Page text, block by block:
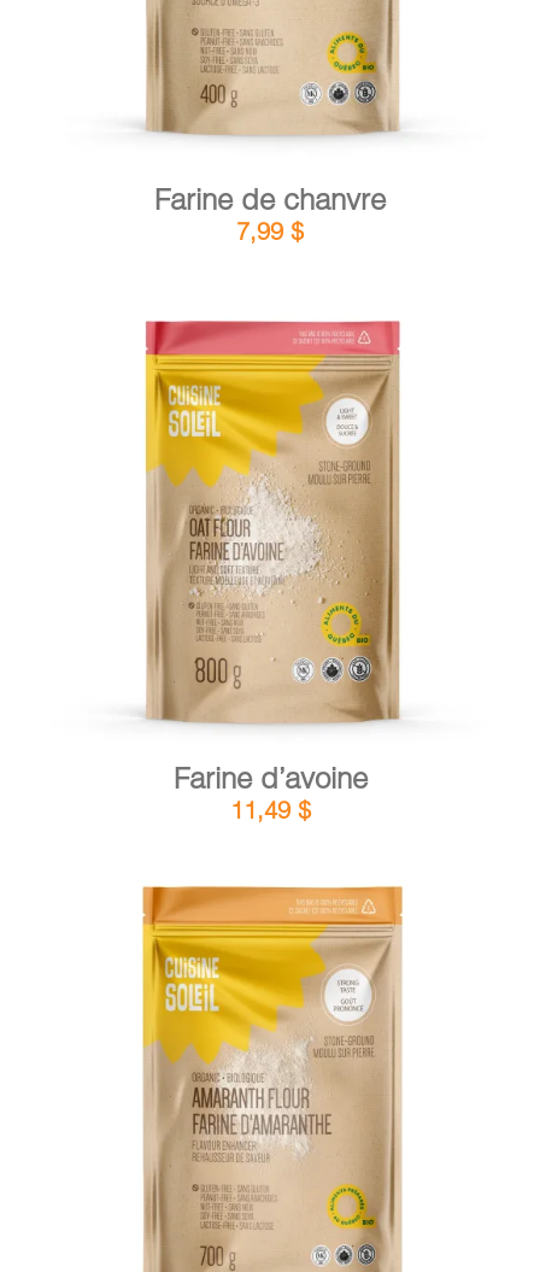
Farine de chanvre
7,99 $
AJOUTER AU PANIER / DÉTAILS
Farine d’avoine
11,49 $
AJOUTER AU PANIER /